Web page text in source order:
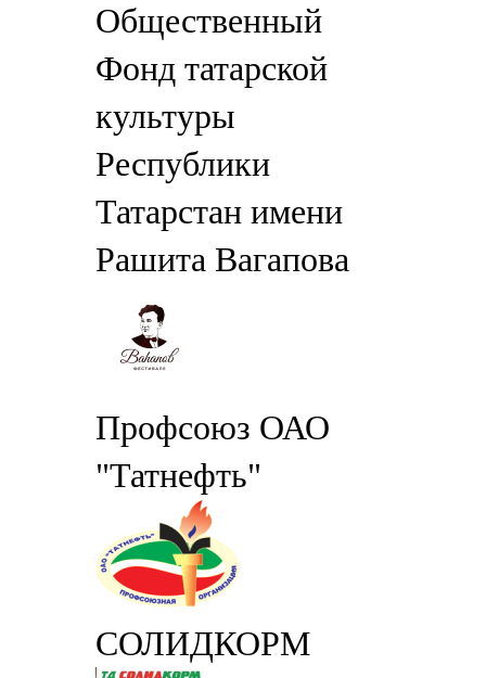
Общественный
Фонд татарской
культуры
Республики
Татарстан имени
Рашита Вагапова
Профсоюз ОАО
"Татнефть"
СОЛИДКОРМ